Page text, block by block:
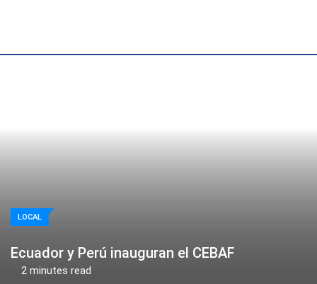
LOCAL
Ecuador y Perú inauguran el CEBAF
2 minutes read